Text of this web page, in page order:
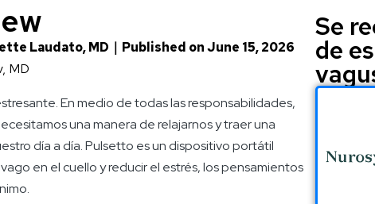
Laudato, MD ｜Published onJune 15, 2026
MD
En medio de todas las responsabilidades,
una manera de relajarnos y traer una
día a día. Pulsetto es un dispositivo portátil
en el cuello y reducir el estrés, los pensamientos
Se
de